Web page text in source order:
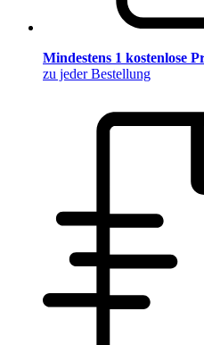
Mindestens 1 kostenlose
zu jeder Bestellung